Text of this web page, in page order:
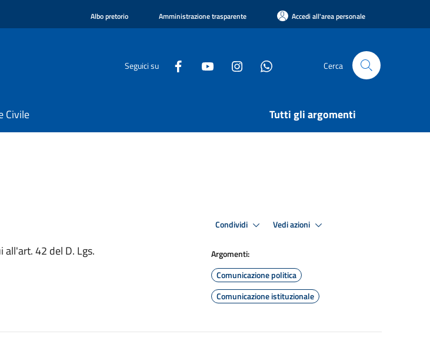
Albo pretorio Amministrazione trasparente Accedi all'area personale
Seguici su Cerca
Civile Tutti gli argomenti
42 del D. Lgs.
Condividi Vedi azioni
Argomenti:
Comunicazione politica
Comunicazione istituzionale